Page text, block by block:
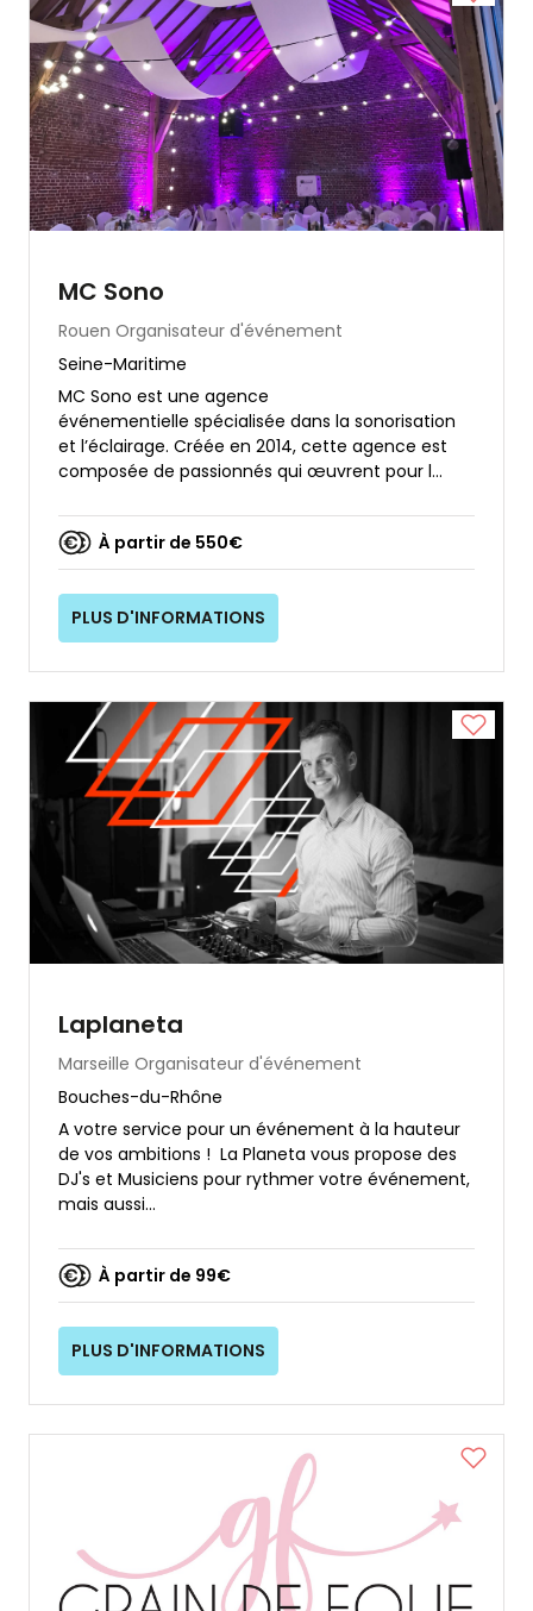
MC Sono
Rouen Organisateur d'événement
Seine-Maritime
MC Sono est une agence
événementielle spécialisée dans la sonorisation
et l’éclairage. Créée en 2014, cette agence est
composée de passionnés qui œuvrent pour l...
À partir de 550€
PLUS D'INFORMATIONS
Laplaneta
Marseille Organisateur d'événement
Bouches-du-Rhône
A votre service pour un événement à la hauteur
de vos ambitions ! La Planeta vous propose des
DJ's et Musiciens pour rythmer votre événement,
mais aussi...
À partir de 99€
PLUS D'INFORMATIONS